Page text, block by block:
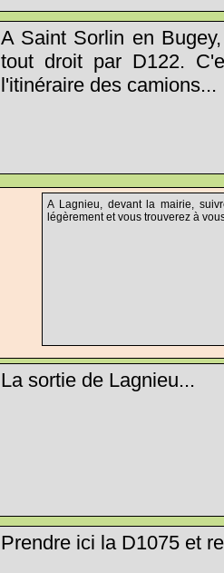
A Saint Sorlin en
tout droit par D122.
l'itinéraire des camions...
A Lagnieu, devant la mairie,
légèrement et vous trouverez à
La sortie de Lagnieu...
Prendre ici la D1075 et